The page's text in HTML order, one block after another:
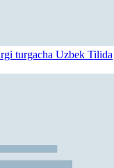
turgacha Uzbek Tilida